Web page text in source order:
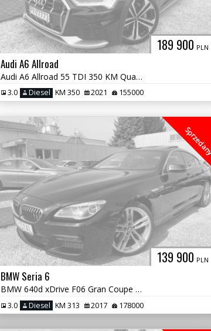
189 900 PLN
Audi A6 Allroad
Audi A6 Allroad 55 TDI 350 KM Quattro C8
3.0 Diesel KM 350 2021 155000
139 900 PLN
Sprzedany
BMW Seria 6
BMW 640d xDrive F06 Gran Coupe Salon Polska
3.0 Diesel KM 313 2017 178000